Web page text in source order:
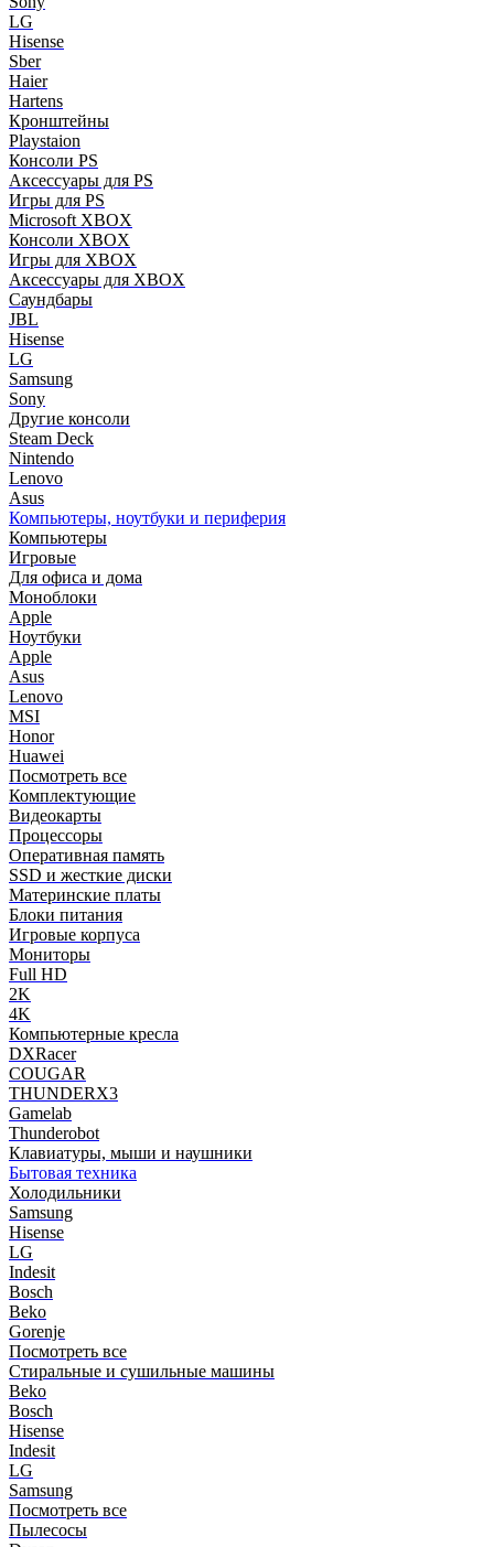
LG
Hisense
Sber
Haier
Hartens
Кронштейны
Playstaion
Консоли PS
Аксессуары для PS
Игры для PS
Microsoft XBOX
Консоли XBOX
Игры для XBOX
Аксессуары для XBOX
Саундбары
JBL
Hisense
LG
Samsung
Sony
Другие консоли
Steam Deck
Nintendo
Lenovo
Asus
Компьютеры, ноутбуки и периферия
Компьютеры
Игровые
Для офиса и дома
Моноблоки
Apple
Ноутбуки
Apple
Asus
Lenovo
MSI
Honor
Huawei
Посмотреть все
Комплектующие
Видеокарты
Процессоры
Оперативная память
SSD и жесткие диски
Материнские платы
Блоки питания
Игровые корпуса
Мониторы
Full HD
2K
4K
Компьютерные кресла
DXRacer
COUGAR
THUNDERX3
Gamelab
Thunderobot
Клавиатуры, мыши и наушники
Бытовая техника
Холодильники
Samsung
Hisense
LG
Indesit
Bosch
Beko
Gorenje
Посмотреть все
Стиральные и сушильные машины
Beko
Bosch
Hisense
Indesit
LG
Samsung
Посмотреть все
Пылесосы